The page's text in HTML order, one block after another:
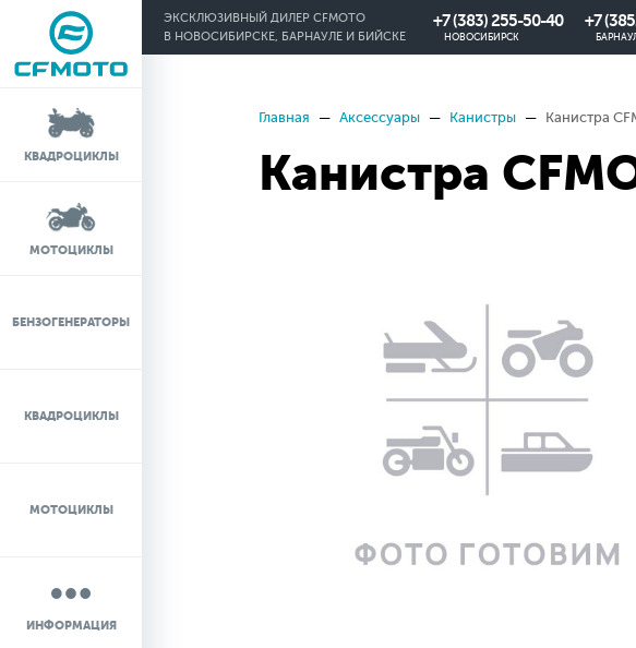
ЭКСКЛЮЗИВНЫЙ ДИЛЕР CFMOTO
В НОВОСИБИРСКЕ, БАРНАУЛЕ И БИЙСКЕ
+7 (383) 255-50-40
НОВОСИБИРСК
+7
КВАДРОЦИКЛЫ
МОТОЦИКЛЫ
БЕНЗОГЕНЕРАТОРЫ
КВАДРОЦИКЛЫ
МОТОЦИКЛЫ
ИНФОРМАЦИЯ
0%
IN
Главная Аксессуары Канистры Канистра
Канистра